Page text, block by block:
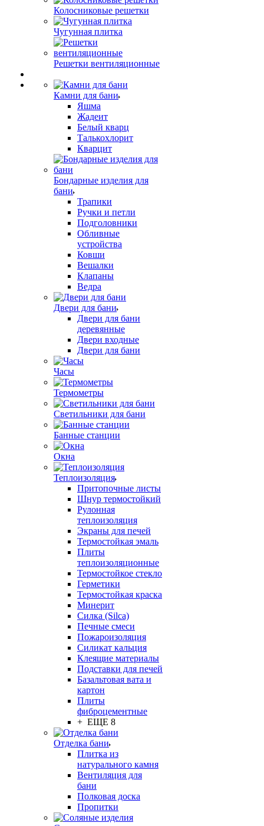
Колосниковые решетки
Чугунная плитка
Решетки вентиляционные
Камни для бани
Яшма
Жадеит
Белый кварц
Талькохлорит
Кварцит
Бондарные изделия для
бани
Трапики
Ручки и петли
Подголовники
Обливные
устройства
Ковши
Вешалки
Клапаны
Ведра
Двери для бани
Двери для бани
деревянные
Двери входные
Двери для бани
Часы
Термометры
Светильники для бани
Банные станции
Окна
Теплоизоляция
Притопочные листы
Шнур термостойкий
Рулонная
теплоизоляция
Экраны для печей
Термостойкая эмаль
Плиты
теплоизоляционные
Термостойкое стекло
Герметики
Термостойкая краска
Минерит
Силка (Silca)
Печные смеси
Пожароизоляция
Силикат кальция
Клеящие материалы
Подставки для печей
Базальтовая вата и
картон
Плиты
фиброцементные
+ ЕЩЕ 8
Отделка бани
Плитка из
натурального камня
Вентиляция для
бани
Полковая доска
Пропитки